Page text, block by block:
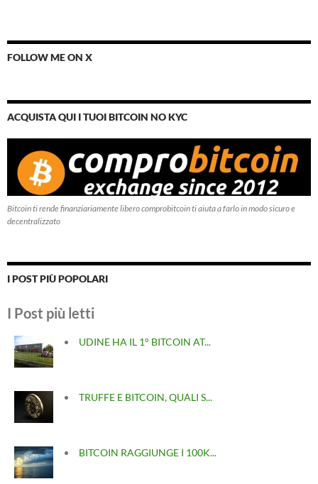
FOLLOW ME ON X
ACQUISTA QUI I TUOI BITCOIN NO KYC
Bitcoin ti rende finanziariamente libero comprobitcoin ti aiuta a farlo in modo sicuro e
decentralizzato
I POST PIÙ POPOLARI
I Post più letti
UDINE HA IL 1° BITCOIN AT...
TRUFFE E BITCOIN, QUALI S...
BITCOIN RAGGIUNGE I 100K...